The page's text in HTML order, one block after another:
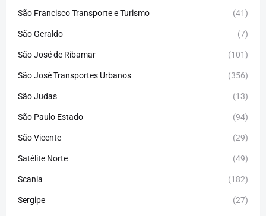
São Francisco Transporte e Turismo (41)
São Geraldo (7)
São José de Ribamar (101)
São José Transportes Urbanos (356)
São Judas (13)
São Paulo Estado (94)
São Vicente (29)
Satélite Norte (49)
Scania (182)
Sergipe (27)